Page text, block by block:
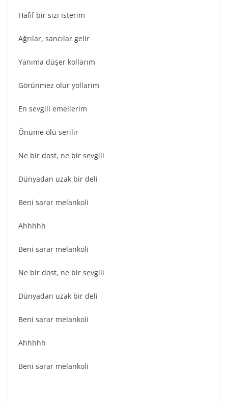
Hafif bir sızı isterim
Ağrılar, sancılar gelir
Yanıma düşer kollarım
Görünmez olur yollarım
En sevgili emellerim
Önüme ölü serilir
Ne bir dost, ne bir sevgili
Dünyadan uzak bir deli
Beni sarar melankoli
Ahhhhh
Beni sarar melankoli
Ne bir dost, ne bir sevgili
Dünyadan uzak bir deli
Beni sarar melankoli
Ahhhhh
Beni sarar melankoli